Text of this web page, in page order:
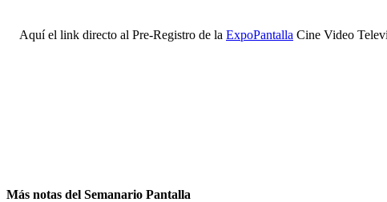
Aquí el link directo al Pre-Registro de la ExpoPantalla Cine Video
Más notas del Semanario Pantalla